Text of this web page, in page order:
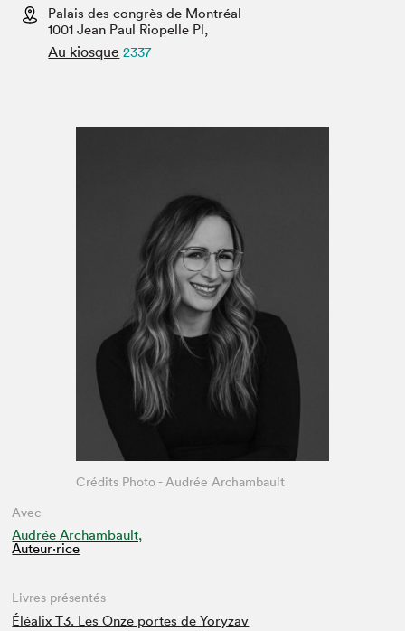
Espace médias
Palais des congrès de Montréal
1001 Jean Paul Riopelle Pl,
Au kiosque 2337
Avec
Audrée Archambault,
Auteur·rice
Crédits Photo - Audrée Archambault
Livres présentés
Éléalix T3. Les Onze portes de Yoryzav